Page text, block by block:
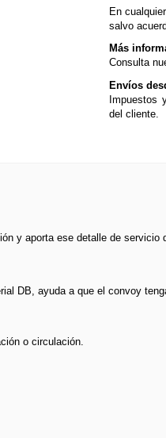
En
salvo
Más
Consulta
Envíos
Impuestos
del cliente.
y aporta ese detalle de servicio
DB, ayuda a que el convoy
o circulación.